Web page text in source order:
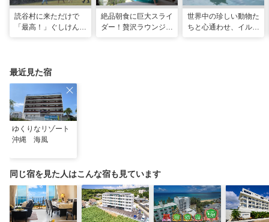
読谷村に来ただけで
「最高！」ぐしけんさ
てきた
絶品朝食に巨大スライ
ダー！贅沢ラウンジと
世界中の珍しい動物た
ちと心通わせ、イルカ
最近見た宿
ゆくりなリゾート
沖縄 海風
同じ宿を見た人はこんな宿も見ています